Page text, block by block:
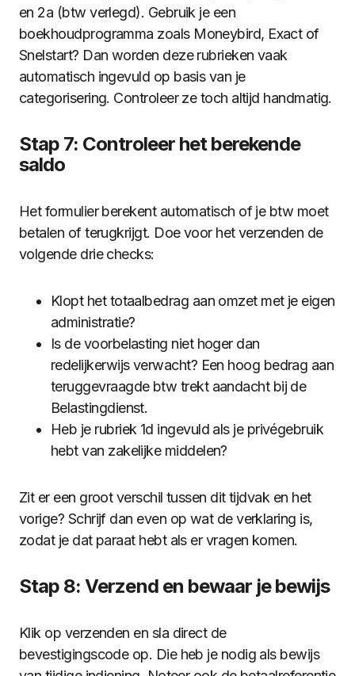
en 2a (btw verlegd). Gebruik je een
boekhoudprogramma zoals Moneybird, Exact of
Snelstart? Dan worden deze rubrieken vaak
automatisch ingevuld op basis van je
categorisering. Controleer ze toch altijd handmatig.
Stap 7: Controleer het berekende
saldo
Het formulier berekent automatisch of je btw moet
betalen of terugkrijgt. Doe voor het verzenden de
volgende drie checks:
Klopt het totaalbedrag aan omzet met je eigen
administratie?
Is de voorbelasting niet hoger dan
redelijkerwijs verwacht? Een hoog bedrag aan
teruggevraagde btw trekt aandacht bij de
Belastingdienst.
Heb je rubriek 1d ingevuld als je privégebruik
hebt van zakelijke middelen?
Zit er een groot verschil tussen dit tijdvak en het
vorige? Schrijf dan even op wat de verklaring is,
zodat je dat paraat hebt als er vragen komen.
Stap 8: Verzend en bewaar je bewijs
Klik op verzenden en sla direct de
bevestigingscode op. Die heb je nodig als bewijs